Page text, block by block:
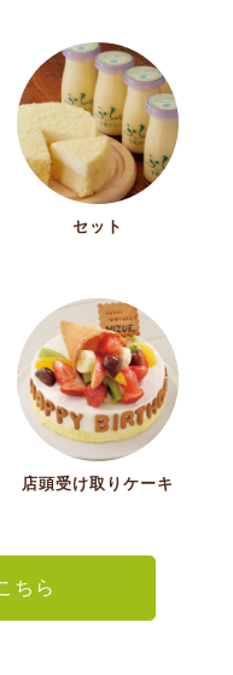
セット
店頭受け取りケーキ
ちら